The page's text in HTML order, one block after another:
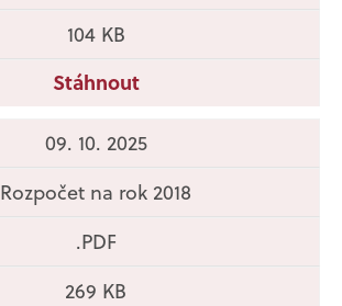
104 KB
Stáhnout
09. 10. 2025
Rozpočet na rok 2018
.PDF
269 KB